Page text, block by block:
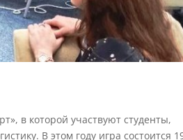
в которой участвуют студенты,
В этом году игра состоится